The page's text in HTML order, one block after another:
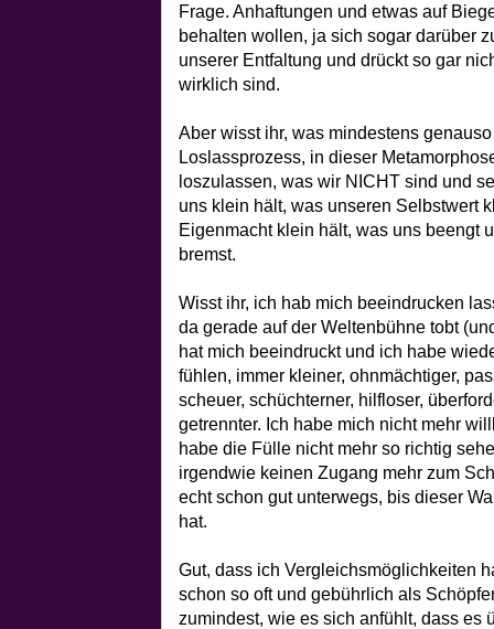
Frage. Anhaftungen und etwas auf
behalten wollen, ja sich sogar darüber
unserer Entfaltung und drückt so gar
wirklich sind.
Aber wisst ihr, was mindestens
Loslassprozess, in dieser
loszulassen, was wir NICHT sind und
uns klein hält, was unseren Selbstwert
Eigenmacht klein hält, was uns beengt
bremst.
Wisst ihr, ich hab mich beeindrucken
da gerade auf der Weltenbühne tobt
hat mich beeindruckt und ich habe
fühlen, immer kleiner, ohnmächtiger,
scheuer, schüchterner, hilfloser,
getrennter. Ich habe mich nicht mehr
habe die Fülle nicht mehr so richtig
irgendwie keinen Zugang mehr zum
echt schon gut unterwegs, bis dieser
hat.
Gut, dass ich Vergleichsmöglichkeiten
schon so oft und gebührlich als
zumindest, wie es sich anfühlt, dass es